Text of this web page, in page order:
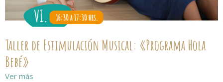
Taller de Estimulación Musical: «Programa Hola
Bebé»
Ver más